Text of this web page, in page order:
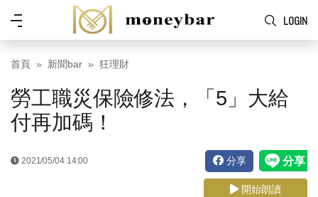
Skip to main content
LOGIN
功
能
表
首頁 新聞bar 狂理財
勞工職災保險修法，「5」大給
付再加碼！
2021/05/04 14:00 分享
開始朗讀